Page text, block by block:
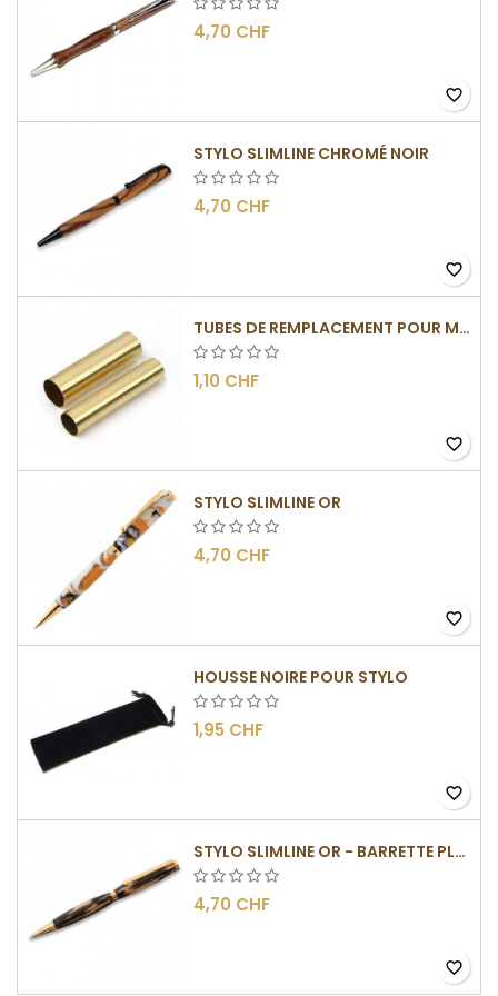
4,70 CHF
favorite_border
STYLO SLIMLINE CHROMÉ NOIR
4,70 CHF
favorite_border
TUBES DE REMPLACEMENT POUR MÉCANISME SLIMLINE
1,10 CHF
favorite_border
STYLO SLIMLINE OR
4,70 CHF
favorite_border
HOUSSE NOIRE POUR STYLO
1,95 CHF
favorite_border
STYLO SLIMLINE OR - BARRETTE PLATE
4,70 CHF
favorite_border